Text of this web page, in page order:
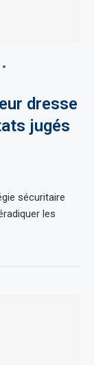
dresse
jugés
sécuritaire
les